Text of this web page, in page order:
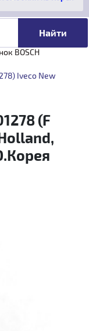
BOSCH
Iveco New
(F